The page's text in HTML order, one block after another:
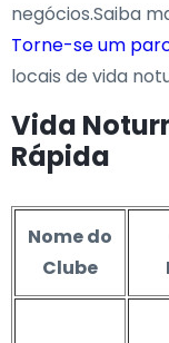
negócios.Saiba
Torne-se um
locais de vida
Vida
Rápida
Nome do
Clube